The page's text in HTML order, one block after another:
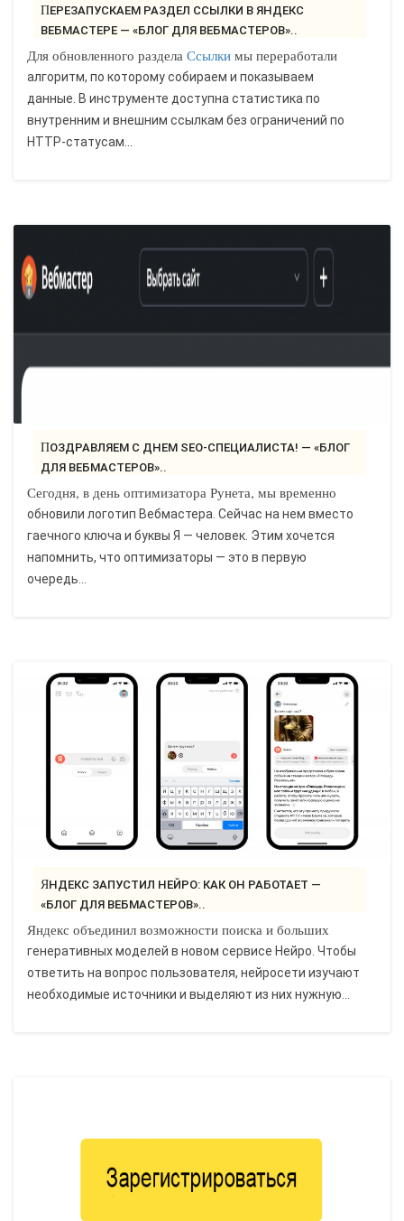
ПЕРЕЗАПУСКАЕМ РАЗДЕЛ ССЫЛКИ В ЯНДЕКС
ВЕБМАСТЕРЕ — «БЛОГ ДЛЯ ВЕБМАСТЕРОВ»..
Для обновленного раздела Ссылки мы переработали
алгоритм, по которому собираем и показываем
данные. В инструменте доступна статистика по
внутренним и внешним ссылкам без ограничений по
HTTP-статусам...
ПОЗДРАВЛЯЕМ С ДНЕМ SEO-СПЕЦИАЛИСТА! — «БЛОГ
ДЛЯ ВЕБМАСТЕРОВ»..
Сегодня, в день оптимизатора Рунета, мы временно
обновили логотип Вебмастера. Сейчас на нем вместо
гаечного ключа и буквы Я — человек. Этим хочется
напомнить, что оптимизаторы — это в первую
очередь...
ЯНДЕКС ЗАПУСТИЛ НЕЙРО: КАК ОН РАБОТАЕТ —
«БЛОГ ДЛЯ ВЕБМАСТЕРОВ»..
Яндекс объединил возможности поиска и больших
генеративных моделей в новом сервисе Нейро. Чтобы
ответить на вопрос пользователя, нейросети изучают
необходимые источники и выделяют из них нужную...